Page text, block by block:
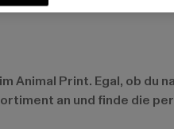
Animal Print. Egal, ob du
an und finde die